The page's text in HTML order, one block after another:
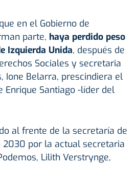
en el Gobierno de
parte, haya perdido peso
Izquierda Unida, después de
Sociales y secretaria
Ione Belarra, prescindiera el
Enrique Santiago -líder del
al frente de la secretaría de
2030 por la actual secretaria
Lilith Verstrynge,